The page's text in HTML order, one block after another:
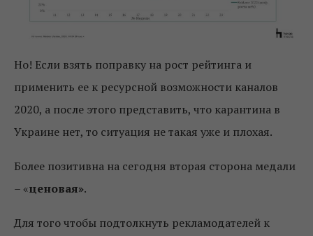
Но! Если взять поправку на рост рейтинга и
применить ее к ресурсной возможности каналов
2020, а после этого представить, что карантина в
Украине нет, то ситуация не такая уже и плохая.
Более позитивна на сегодня вторая сторона медали
– «ценовая».
Для того чтобы подтолкнуть рекламодателей к